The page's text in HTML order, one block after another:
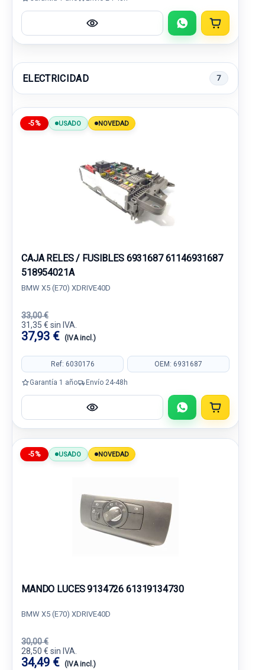
ELECTRICIDAD 7
-5% USADO NOVEDAD
CAJA RELES / FUSIBLES 6931687 61146931687
518954021A
BMW X5 (E70) XDRIVE40D
33,00 €
31,35 € sin IVA.
37,93 € (IVA incl.)
Ref: 6030176 OEM: 6931687
Garantía 1 año Envío 24-48h
-5% USADO NOVEDAD
MANDO LUCES 9134726 61319134730
BMW X5 (E70) XDRIVE40D
30,00 €
28,50 € sin IVA.
34,49 € (IVA incl.)